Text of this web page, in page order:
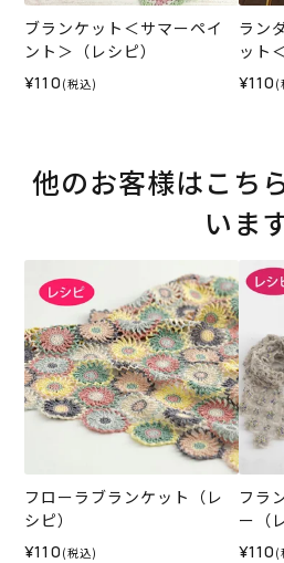
ブランケット＜サマーペイ
ント＞（レシピ）
¥110 (税込)
ラン
ット
¥110 (
他のお客様はこち
いま
フローラブランケット（レ
シピ）
¥110 (税込)
フラ
ー（
¥110 (